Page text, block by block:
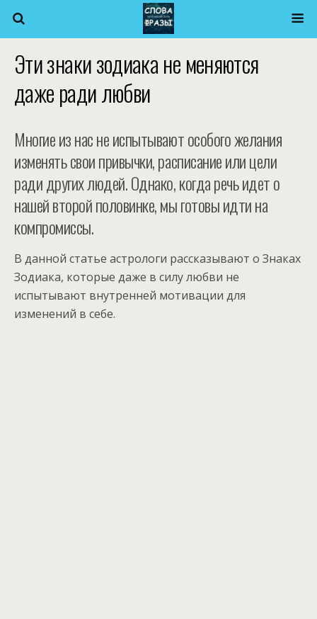
Эти знаки зодиака не меняются
даже ради любви
Многие из нас не испытывают особого желания
изменять свои привычки, расписание или цели
ради других людей. Однако, когда речь идет о
нашей второй половинке, мы готовы идти на
компромиссы.
В данной статье астрологи рассказывают о Знаках
Зодиака, которые даже в силу любви не
испытывают внутренней мотивации для
изменений в себе.